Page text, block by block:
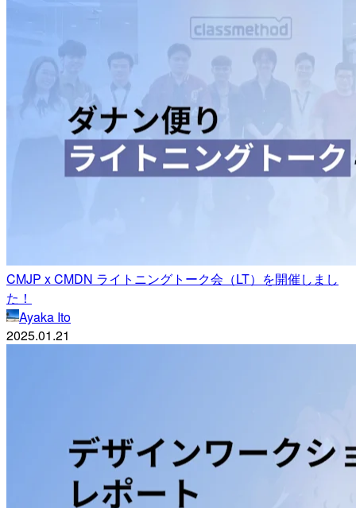
CMJP x CMDN ライトニングトーク会（LT）を開催しまし
た！
Ayaka Ito
2025.01.21